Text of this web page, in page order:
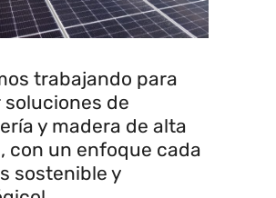
trabajando para
de
y madera de alta
con un enfoque cada
sostenible y